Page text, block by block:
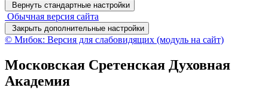
Вернуть стандартные настройки
Обычная версия сайта
Закрыть дополнительные настройки
© Мибок: Версия для слабовидящих (модуль на сайт)
Московская Сретенская Духовная
Академия